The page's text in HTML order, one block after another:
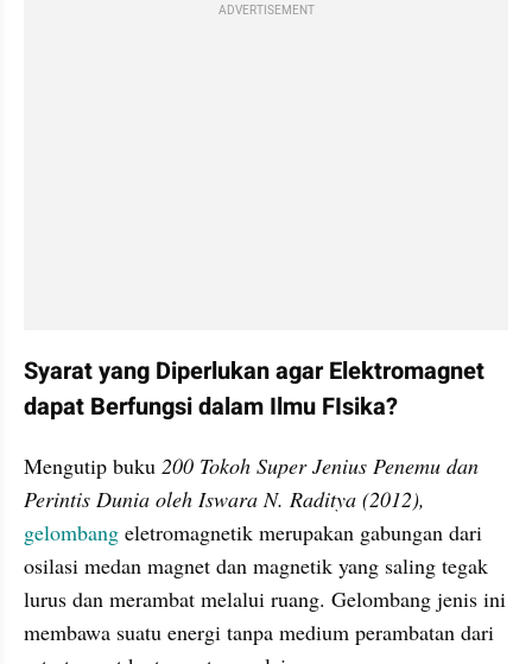
ADVERTISEMENT
Syarat yang Diperlukan agar Elektromagnet
dapat Berfungsi dalam Ilmu FIsika?
Mengutip buku 200 Tokoh Super Jenius Penemu dan
Perintis Dunia oleh Iswara N. Raditya (2012),
gelombang eletromagnetik merupakan gabungan dari
osilasi medan magnet dan magnetik yang saling tegak
lurus dan merambat melalui ruang. Gelombang jenis ini
membawa suatu energi tanpa medium perambatan dari